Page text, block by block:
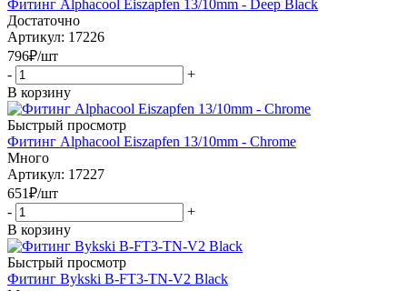
Фитинг Alphacool Eiszapfen 13/10mm - Deep Black
Достаточно
Артикул: 17226
796₽/шт
-
+
В корзину
Быстрый просмотр
Фитинг Alphacool Eiszapfen 13/10mm - Chrome
Много
Артикул: 17227
651₽/шт
-
+
В корзину
Быстрый просмотр
Фитинг Bykski B-FT3-TN-V2 Black